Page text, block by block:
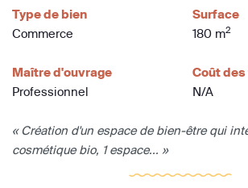
Type de bien
Commerce
Surface
180 m2
Maître d'ouvrage
Professionnel
Coût
N/A
« Création d'un espace de bien-être qui
cosmétique bio, 1 espace... »